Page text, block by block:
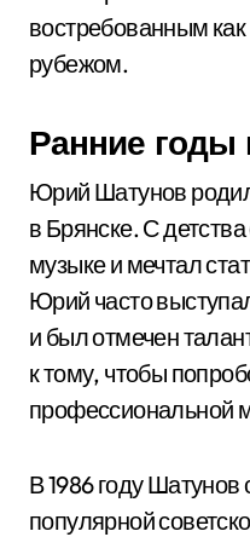
востребованным как
рубежом.
Ранние годы
Юрий Шатунов
в Брянске. С
музыке и мечтал
Юрий часто
и был отмечен
к тому, чтобы
профессиональной
В 1986 году Шатунов
популярной